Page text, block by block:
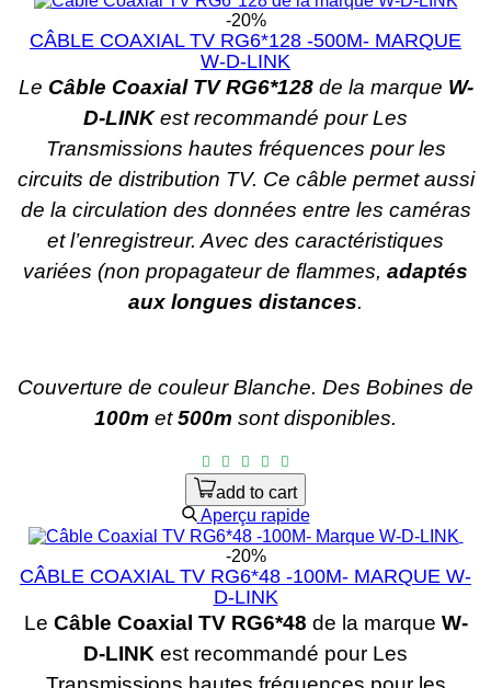
-20%
CÂBLE COAXIAL TV RG6*128 -500M- MARQUE
W-D-LINK
Le Câble Coaxial TV RG6*128 de la marque W-
D-LINKest recommandé pour Les
Transmissions hautes fréquences pour les
circuits de distribution TV. Ce câble permet aussi
de la circulation des données entre les caméras
et l’enregistreur. Avec des caractéristiques
variées (non propagateur de flammes, adaptés
aux longues distances.
Couverture de couleur Blanche. Des Bobines de
100m et500m sont disponibles.
add to cart
Aperçu rapide
-20%
CÂBLE COAXIAL TV RG6*48 -100M- MARQUE W-
D-LINK
Le Câble Coaxial TV RG6*48 de la marque W-
D-LINK est recommandé pour Les